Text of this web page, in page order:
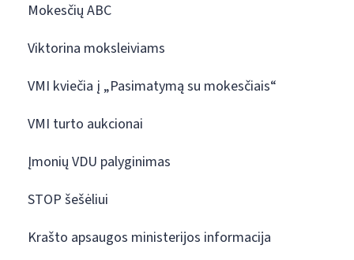
Mokesčių ABC
Viktorina moksleiviams
VMI kviečia į „Pasimatymą su mokesčiais“
VMI turto aukcionai
Įmonių VDU palyginimas
STOP šešėliui
Krašto apsaugos ministerijos informacija